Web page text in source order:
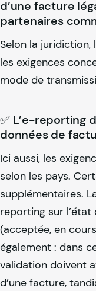
d’une facture
partenaires
Selon la
les exigences
mode de
✅ L’e-reporting
données de
Ici aussi, les
selon les pays.
supplémentaires.
reporting sur
(acceptée, en
également : dans
validation doivent
d’une facture,